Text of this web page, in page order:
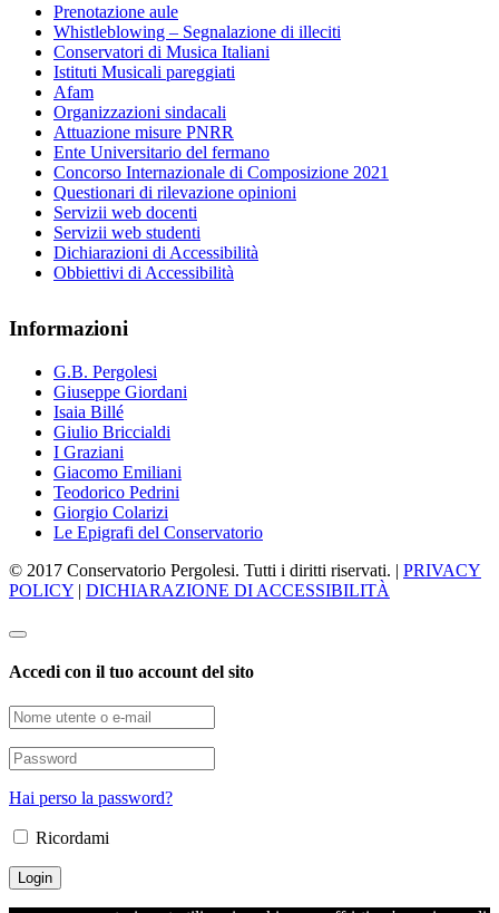
Prenotazione aule
Whistleblowing – Segnalazione di illeciti
Conservatori di Musica Italiani
Istituti Musicali pareggiati
Afam
Organizzazioni sindacali
Attuazione misure PNRR
Ente Universitario del fermano
Concorso Internazionale di Composizione 2021
Questionari di rilevazione opinioni
Servizii web docenti
Servizii web studenti
Dichiarazioni di Accessibilità
Obbiettivi di Accessibilità
Informazioni
G.B. Pergolesi
Giuseppe Giordani
Isaia Billé
Giulio Briccialdi
I Graziani
Giacomo Emiliani
Teodorico Pedrini
Giorgio Colarizi
Le Epigrafi del Conservatorio
© 2017 Conservatorio Pergolesi. Tutti i diritti riservati. | PRIVACY
POLICY | DICHIARAZIONE DI ACCESSIBILITÀ
Accedi con il tuo account del sito
Hai perso la password?
Ricordami